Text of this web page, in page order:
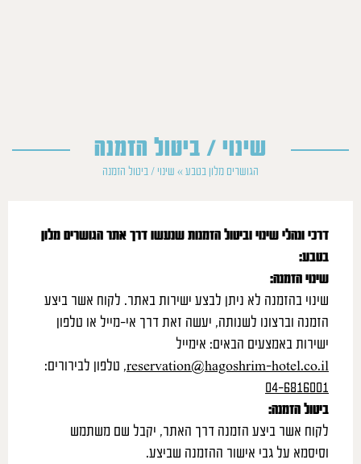
שינוי / ביטול הזמנה
הגושרים מלון בטבע» שינוי / ביטול הזמנה
דרכי ונהלי שינוי וביטול הזמנות שנעשו דרך אתר הגושרים מלון
בטבע:
שינוי הזמנה:
שינוי בהזמנה לא ניתן לבצע ישירות באתר. לקוח אשר ביצע
הזמנה וברצונו לשנותה, יעשה זאת דרך אי-מייל או טלפון
ישירות באמצעים הבאים: אימייל
reservation@hagoshrim-hotel.co.il, טלפון לבירורים:
04-6816001
ביטול הזמנה:
לקוח אשר ביצע הזמנה דרך האתר, יקבל שם משתמש
וסיסמא על גבי אישור ההזמנה שביצע.